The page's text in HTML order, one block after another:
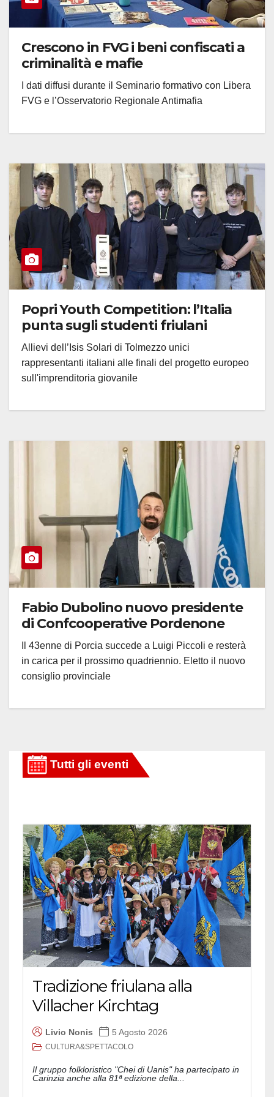
Crescono in FVG i beni confiscati a
criminalità e mafie
I dati diffusi durante il Seminario formativo con Libera
FVG e l’Osservatorio Regionale Antimafia
Popri Youth Competition: l’Italia
punta sugli studenti friulani
Allievi dell’Isis Solari di Tolmezzo unici
rappresentanti italiani alle finali del progetto europeo
sull'imprenditoria giovanile
Fabio Dubolino nuovo presidente
di Confcooperative Pordenone
Il 43enne di Porcia succede a Luigi Piccoli e resterà
in carica per il prossimo quadriennio. Eletto il nuovo
consiglio provinciale
Tradizione friulana alla
Villacher Kirchtag
Livio Nonis 5 Agosto 2026
CULTURA&SPETTACOLO
Il gruppo folkloristico "Chei di Uanis" ha partecipato in
Carinzia anche alla 81ª edizione della...